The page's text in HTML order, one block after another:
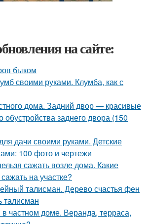
на сайте:
быком
своими руками. Клумба, как с
дома. Задний двор — красивые
обустройства заднего двора (150
дачи своими руками. Детские
100 фото и чертежи
сажать возле дома. Какие
на участке?
талисман. Дерево счастья фен
талисман
частном доме. Веранда, терраса,